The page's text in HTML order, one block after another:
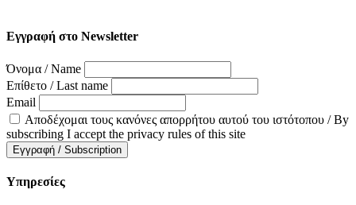
Εγγραφή στο Newsletter
Όνομα / Name
Επίθετο / Last name
Email
Αποδέχομαι τους κανόνες απορρήτου αυτού του ιστότοπου / By
subscribing I accept the privacy rules of this site
Υπηρεσίες